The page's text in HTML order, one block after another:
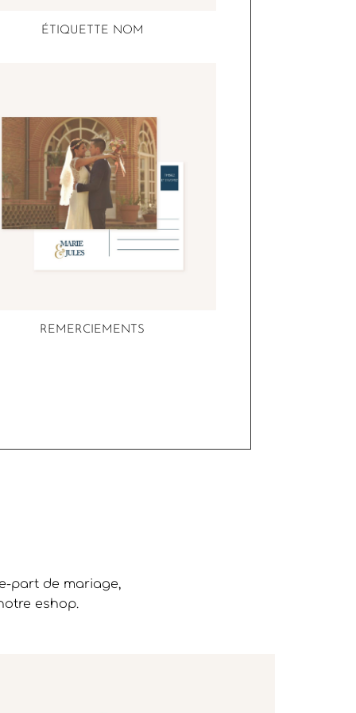
ÉTIQUETTE NOM
REMERCIEMENTS
part de mariage,
eshop.